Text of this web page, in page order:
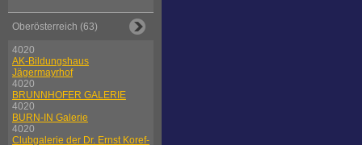
Oberösterreich (63)
4020
AK-Bildungshaus
Jägermayrhof
4020
BRUNNHOFER GALERIE
4020
BURN-IN Galerie
4020
Clubgalerie der Dr. Ernst Koref-